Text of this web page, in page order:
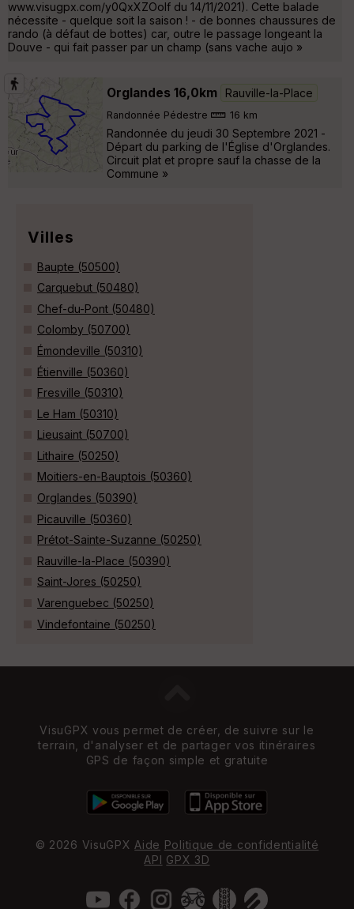
www.visugpx.com/y0QxXZOoIf du 14/11/2021). Cette balade
nécessite - quelque soit la saison ! - de bonnes chaussures de
rando (à défaut de bottes) car, outre le passage longeant la
Douve - qui fait passer par un champ (sans vache aujo »
Orglandes 16,0km Rauville-la-Place
Randonnée Pédestre 16 km
Randonnée du jeudi 30 Septembre 2021 -
Départ du parking de l'Église d'Orglandes.
Circuit plat et propre sauf la chasse de la
Commune »
Villes
Baupte (50500)
Carquebut (50480)
Chef-du-Pont (50480)
Colomby (50700)
Émondeville (50310)
Étienville (50360)
Fresville (50310)
Le Ham (50310)
Lieusaint (50700)
Lithaire (50250)
Moitiers-en-Bauptois (50360)
Orglandes (50390)
Picauville (50360)
Prétot-Sainte-Suzanne (50250)
Rauville-la-Place (50390)
Saint-Jores (50250)
Varenguebec (50250)
Vindefontaine (50250)
VisuGPX vous permet de créer, de suivre sur le
terrain, d'analyser et de partager vos itinéraires
GPS de façon simple et gratuite
© 2026 VisuGPX Aide Politique de confidentialité
API GPX 3D